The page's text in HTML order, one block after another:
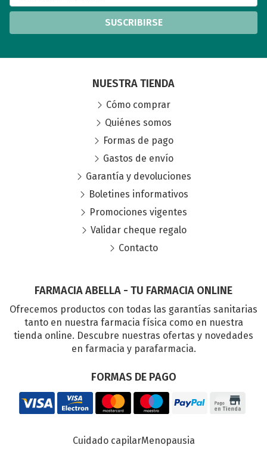
SUSCRIBIRSE
FARMACIA ABELLA - TU FARMACIA ONLINE
Ofrecemos productos con todas las garantías sanitarias
tanto en nuestra farmacia física como en nuestra
tienda online. Descubre nuestras ofertas y novedades
en farmacia y parafarmacia.
FORMAS DE PAGO
NUESTRA TIENDA
Cómo comprar
Quiénes somos
Formas de pago
Gastos de envío
Garantía y devoluciones
Boletines informativos
Promociones vigentes
Validar cheque regalo
Contacto
Cuidado capilarMenopausia